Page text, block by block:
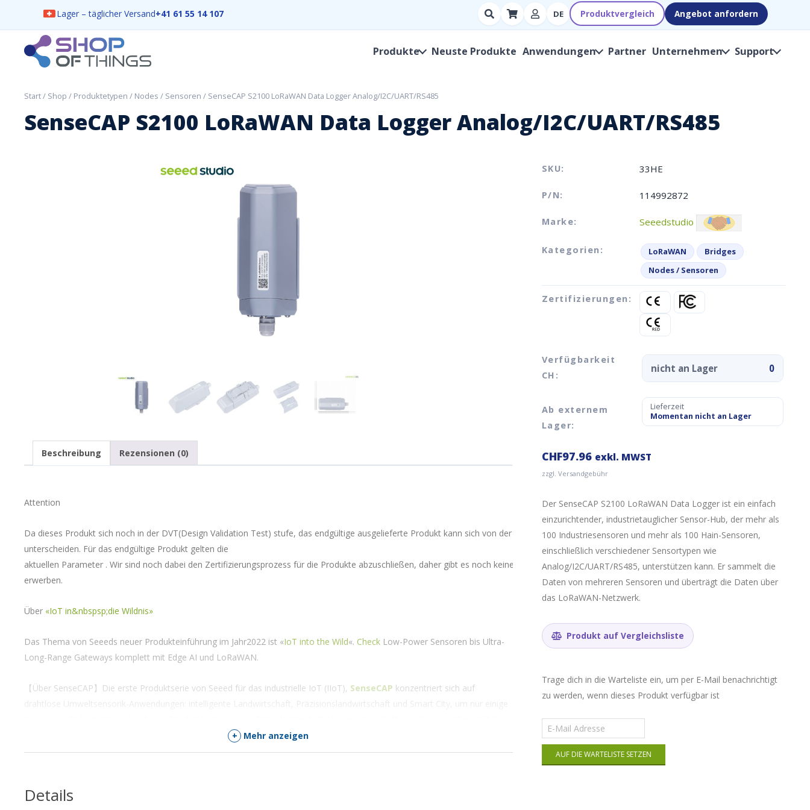
Lager – täglicher Versand+41 61 55 14 107
Suchen
nach
Hersteller,
DE Produktvergleich Angebot anfordern
ShopOfThings
Produkte Neuste Produkte Anwendungen Partner Unternehmen Support
Start/ Shop / Produktetypen / Nodes / Sensoren / SenseCAP S2100 LoRaWAN Data Logger Analog/I2C/UART/RS485
SenseCAP S2100 LoRaWAN Data Logger Analog/I2C/UART/RS485
SKU: 33HE
P/N: 114992872
Marke: Seeedstudio
Kategorien: LoRaWAN
Bridges
Nodes / Sensoren
Zertifizierungen:
Verfügbarkeit
CH:
nicht an Lager 0
Ab externem
Lager:
Lieferzeit
Momentan nicht an Lager
CHF97.96 exkl. MWST
zzgl. Versandgebühr
Der SenseCAP S2100 LoRaWAN Data Logger ist ein einfach
einzurichtender, industrietauglicher Sensor-Hub, der mehr als
100 Industriesensoren und mehr als 100 Hain-Sensoren,
einschließlich verschiedener Sensortypen wie
Analog/I2C/UART/RS485, unterstützen kann. Er sammelt die
Daten von mehreren Sensoren und überträgt die Daten über
das LoRaWAN-Netzwerk.
Produkt auf Vergleichsliste
Trage dich in die Warteliste ein, um per E-Mail benachrichtigt
zu werden, wenn dieses Produkt verfügbar ist
Gib
deine
E-
Mail-
Adresse
AUF DIE WARTELISTE SETZEN
Beschreibung Rezensionen (0)
Attention
Da dieses Produkt sich noch in der DVT(Design Validation Test) stufe, das endgültige ausgelieferte Produkt kann sich von der aktuellen Spezifikation Beschreibung
unterscheiden. Für das endgültige Produkt gelten die
aktuellen Parameter . Wir sind noch dabei den Zertifizierungsprozess für die Produkte abzuschließen, daher gibt es noch keine Zertifikate zu
erwerben.
Über «IoT in&nbspsp;die Wildnis»
Das Thema von Seeeds neuer Produkteinführung im Jahr2022 ist «IoT into the Wild«. Check Low-Power Sensoren bis Ultra-
Long-Range Gateways komplett mit Edge AI und LoRaWAN.
【Über SenseCAP】Die erste Produktserie von Seeed für das industrielle IoT (IIoT), SenseCAP konzentriert sich auf
Portal, mobile App, offenes Dashboard), einer API für Geräte & Datenmanagement.
Feature
+ Mehr anzeigen
Details